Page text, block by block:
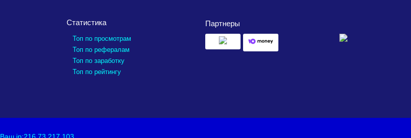
Статистика
Топ по просмотрам
Топ по рефералам
Топ по заработку
Топ по рейтингу
Партнеры
Ваш ip:216.73.217.103